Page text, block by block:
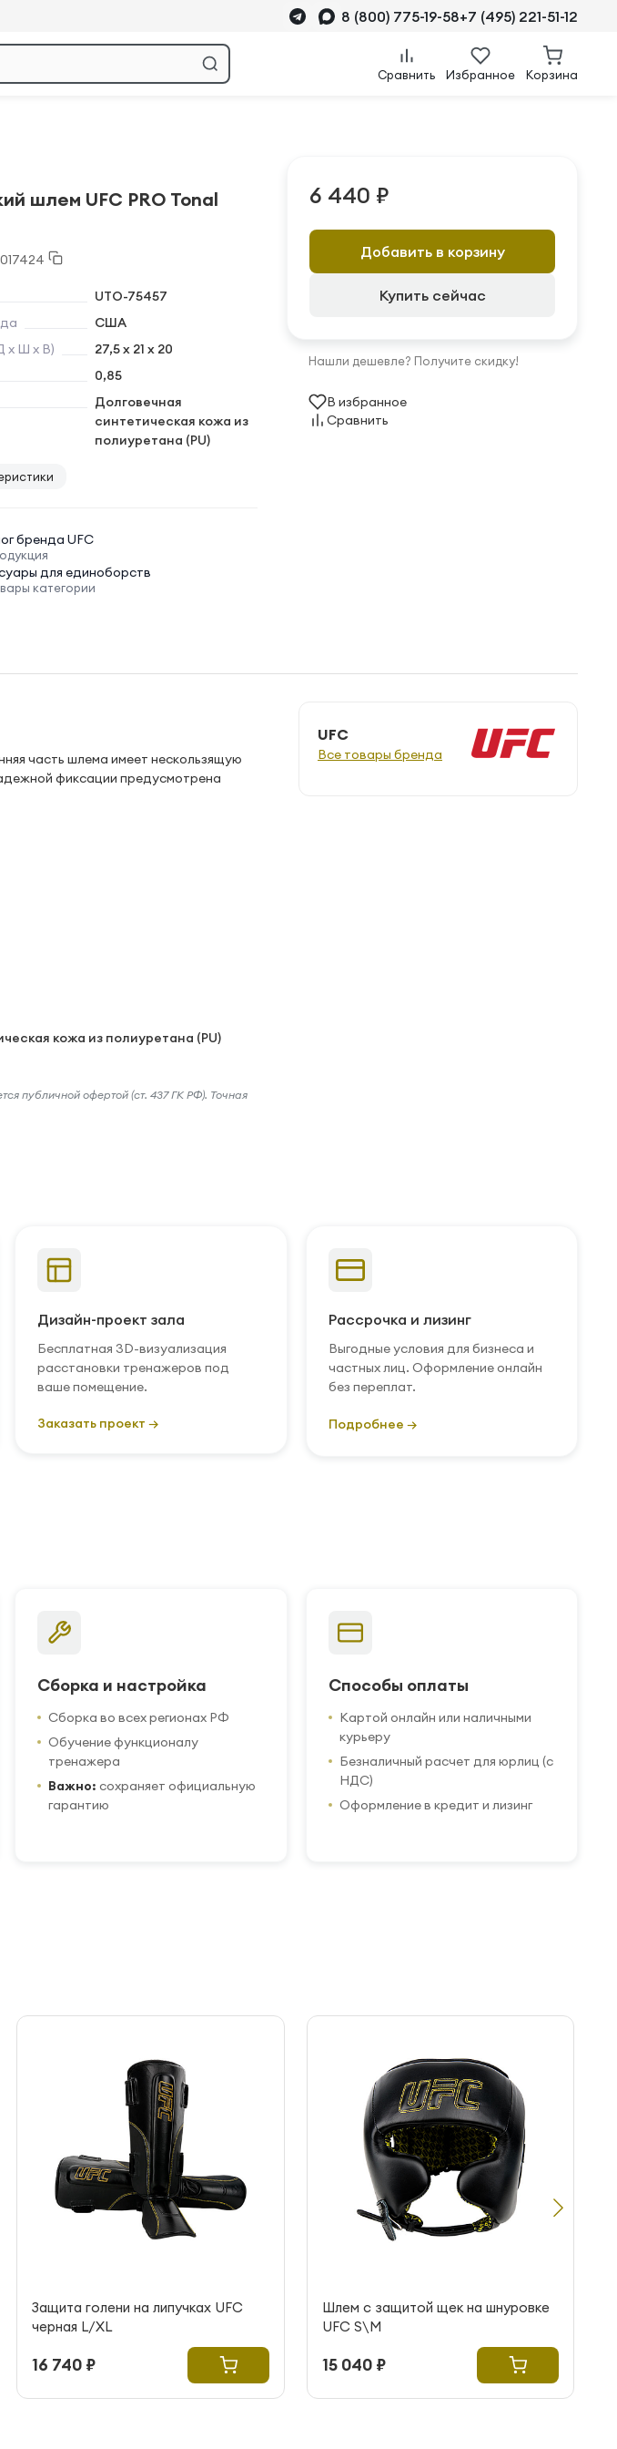
8 (800) 775-19-58+7 (495) 221-51-12
Сравнить Избранное Корзина
шлем UFC PRO Tonal
UTO-75457
США
х Ш х В)
27,5 х 21 х 20
0,85
Долговечная
синтетическая кожа из
полиуретана (PU)
бренда UFC
для единоборств
категории
6 440 ₽
Добавить в корзину
Купить сейчас
Нашли дешевле? Получите скидку!
В избранное
Сравнить
часть шлема имеет нескользящую
фиксации предусмотрена
кожа из полиуретана (PU)
публичной офертой (ст. 437 ГК РФ). Точная
UFC
Все товары бренда
Дизайн-проект зала
Бесплатная 3D-визуализация
расстановки тренажеров под
ваше помещение.
Заказать проект →
Рассрочка и лизинг
Выгодные условия для бизнеса и
частных лиц. Оформление онлайн
без переплат.
Подробнее →
Сборка и настройка
Сборка во всех регионах РФ
Обучение функционалу
тренажера
Важно: сохраняет официальную
гарантию
Способы оплаты
Картой онлайн или наличными
курьеру
Безналичный расчет для юрлиц (с
НДС)
Оформление в кредит и лизинг
Защита голени на липучках UFC
черная L/XL
16 740 ₽
Шлем с защитой щек на шнуровке
UFC S\M
15 040 ₽